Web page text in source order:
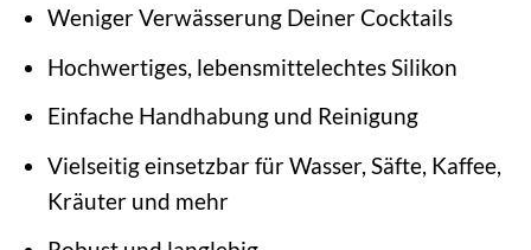
Weniger Verwässerung Deiner Cocktails
Hochwertiges, lebensmittelechtes Silikon
Einfache Handhabung und Reinigung
Vielseitig einsetzbar für Wasser, Säfte, Kaffee,
Kräuter und mehr